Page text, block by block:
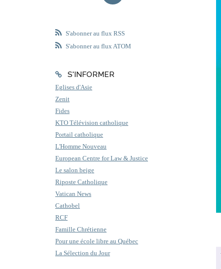
S'abonner au flux RSS
S'abonner au flux ATOM
S'INFORMER
Eglises d'Asie
Zenit
Fides
KTO Télévision catholique
Portail catholique
L'Homme Nouveau
European Centre for Law & Justice
Le salon beige
Riposte Catholique
Vatican News
Cathobel
RCF
Famille Chrétienne
Pour une école libre au Québec
La Sélection du Jour